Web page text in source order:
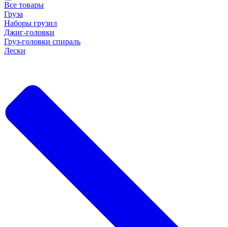
Все товары
Груза
Наборы грузил
Джиг-головки
Груз-головки спираль
Лески